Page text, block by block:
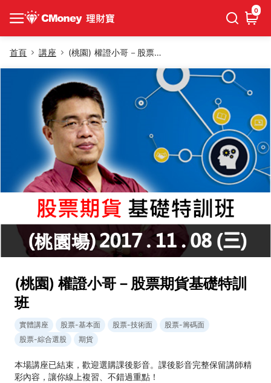
0
首頁 講座 (桃園) 權證小哥－股票期貨基礎特訓班
(桃園) 權證小哥－股票期貨基礎特訓
班
實體講座 股票-基本面 股票-技術面
股票-籌碼面
股票-綜合選股
期貨
本場講座已結束，歡迎選購課後影音。課後影音完整保留講師精
彩內容，讓你線上複習、不錯過重點！